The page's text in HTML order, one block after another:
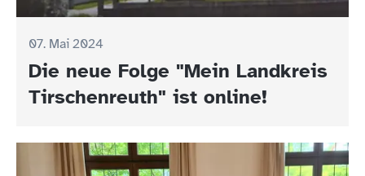
07. Mai 2024
Die neue Folge "Mein Landkreis
Tirschenreuth" ist online!